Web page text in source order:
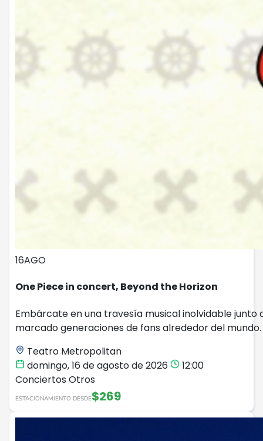
16AGO
One Piece in concert, Beyond the Horizon
Embárcate en una travesía musical inolvidable junto
marcado generaciones de fans alrededor del mundo.
Teatro Metropolitan
domingo, 16 de agosto de 2026
12:00
Conciertos Otros
ESTACIONAMIENTO DESDE$269